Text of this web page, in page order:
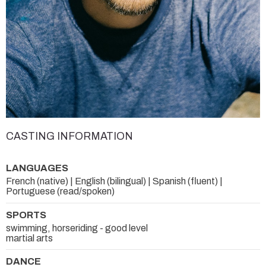
CASTING INFORMATION
LANGUAGES
French (native) | English (bilingual) | Spanish (fluent) |
Portuguese (read/spoken)
SPORTS
swimming, horseriding - good level
martial arts
DANCE